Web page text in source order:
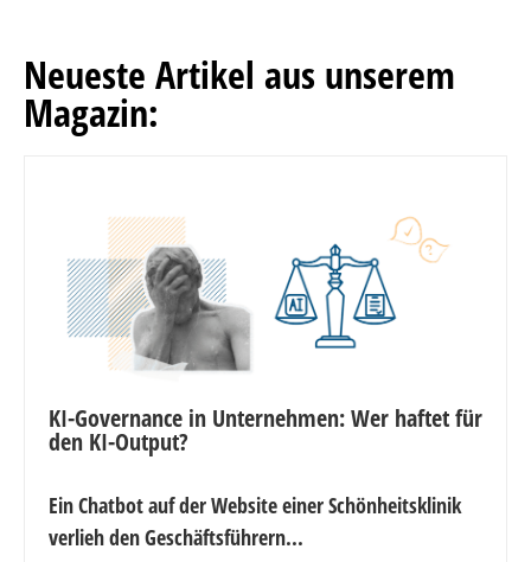
Neueste Artikel aus unserem
Magazin:
KI-Governance in Unternehmen: Wer haftet für
den KI-Output?
Ein Chatbot auf der Website einer Schönheitsklinik
verlieh den Geschäftsführern...